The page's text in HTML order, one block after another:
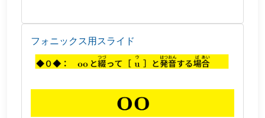
フォニックス用スライド